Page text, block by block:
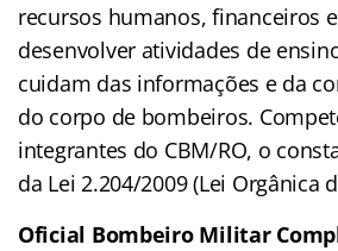
recursos humanos, financeiros
desenvolver atividades de
cuidam das informações e da
do corpo de bombeiros.
integrantes do CBM/RO, o
da Lei 2.204/2009 (Lei Orgânica
Oficial Bombeiro Militar